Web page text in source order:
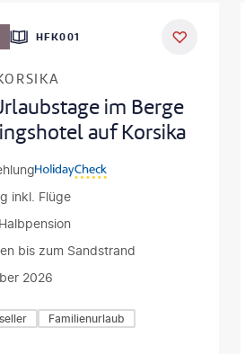
DEALHFK001
im Berge
auf Korsika
inkl. Flüge
bis zum Sandstrand
2026
Familienurlaub